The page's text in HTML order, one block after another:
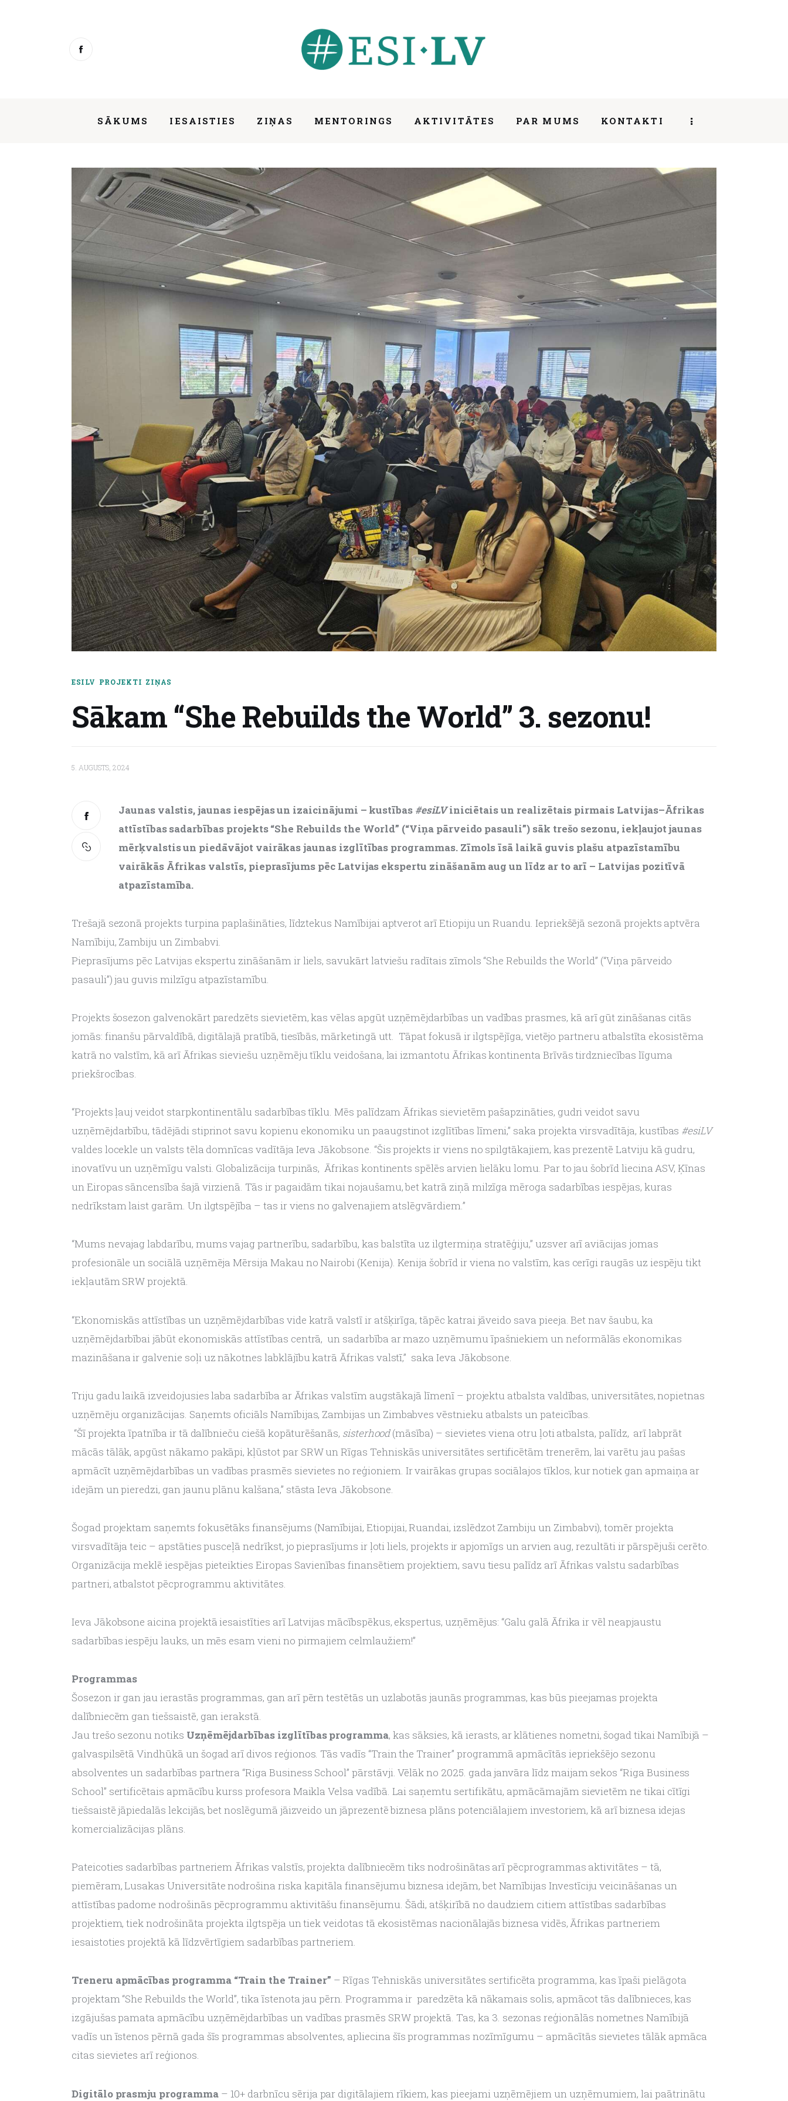
SĀKUMS IESAISTIES ZIŅAS MENTORINGS AKTIVITĀTES PAR MUMS KONTAKTI
ESILV PROJEKTI ZIŅAS
Sākam “She Rebuilds the World” 3. sezonu!
5. AUGUSTS, 2024
Jaunas valstis, jaunas iespējas un izaicinājumi – kustības #esiLV iniciētais un realizētais pirmais Latvijas–Āfrikas
attīstības sadarbības projekts “She Rebuilds the World” (“Viņa pārveido pasauli”) sāk trešo sezonu, iekļaujot jaunas
mērķvalstis un piedāvājot vairākas jaunas izglītības programmas. Zīmols īsā laikā guvis plašu atpazīstamību
vairākās Āfrikas valstīs, pieprasījums pēc Latvijas ekspertu zināšanām aug un līdz ar to arī – Latvijas pozitīvā
atpazīstamība.
Trešajā sezonā projekts turpina paplašināties, līdztekus Namībijai aptverot arī Etiopiju un Ruandu. Iepriekšējā sezonā projekts aptvēra
Namībiju, Zambiju un Zimbabvi.
Pieprasījums pēc Latvijas ekspertu zināšanām ir liels, savukārt latviešu radītais zīmols “She Rebuilds the World” (“Viņa pārveido
pasauli”) jau guvis milzīgu atpazīstamību.
Projekts šosezon galvenokārt paredzēts sievietēm, kas vēlas apgūt uzņēmējdarbības un vadības prasmes, kā arī gūt zināšanas citās
jomās: finanšu pārvaldībā, digitālajā pratībā, tiesībās, mārketingā utt.  Tāpat fokusā ir ilgtspējīga, vietējo partneru atbalstīta ekosistēma
katrā no valstīm, kā arī Āfrikas sieviešu uzņēmēju tīklu veidošana, lai izmantotu Āfrikas kontinenta Brīvās tirdzniecības līguma
priekšrocības.
“Projekts ļauj veidot starpkontinentālu sadarbības tīklu. Mēs palīdzam Āfrikas sievietēm pašapzināties, gudri veidot savu
uzņēmējdarbību, tādējādi stiprinot savu kopienu ekonomiku un paaugstinot izglītības līmeni,” saka projekta virsvadītāja, kustības #esiLV
valdes locekle un valsts tēla domnīcas vadītāja Ieva Jākobsone. “Šis projekts ir viens no spilgtākajiem, kas prezentē Latviju kā gudru,
inovatīvu un uzņēmīgu valsti. Globalizācija turpinās,  Āfrikas kontinents spēlēs arvien lielāku lomu. Par to jau šobrīd liecina ASV, Ķīnas
un Eiropas sāncensība šajā virzienā. Tās ir pagaidām tikai nojaušamu, bet katrā ziņā milzīga mēroga sadarbības iespējas, kuras
nedrīkstam laist garām. Un ilgtspējība – tas ir viens no galvenajiem atslēgvārdiem.”
“Mums nevajag labdarību, mums vajag partnerību, sadarbību, kas balstīta uz ilgtermiņa stratēģiju,” uzsver arī aviācijas jomas
profesionāle un sociālā uzņēmēja Mērsija Makau no Nairobi (Kenija). Kenija šobrīd ir viena no valstīm, kas cerīgi raugās uz iespēju tikt
iekļautām SRW projektā.
“Ekonomiskās attīstības un uzņēmējdarbības vide katrā valstī ir atšķirīga, tāpēc katrai jāveido sava pieeja. Bet nav šaubu, ka
uzņēmējdarbībai jābūt ekonomiskās attīstības centrā,  un sadarbība ar mazo uzņēmumu īpašniekiem un neformālās ekonomikas
mazināšana ir galvenie soļi uz nākotnes labklājību katrā Āfrikas valstī,”  saka Ieva Jākobsone.
Triju gadu laikā izveidojusies laba sadarbība ar Āfrikas valstīm augstākajā līmenī – projektu atbalsta valdības, universitātes, nopietnas
uzņēmēju organizācijas. Saņemts oficiāls Namībijas, Zambijas un Zimbabves vēstnieku atbalsts un pateicības.
“Šī projekta īpatnība ir tā dalībnieču ciešā kopāturēšanās, sisterhood (māsība) – sievietes viena otru ļoti atbalsta, palīdz,  arī labprāt
mācās tālāk, apgūst nākamo pakāpi, kļūstot par SRW un Rīgas Tehniskās universitātes sertificētām trenerēm, lai varētu jau pašas
apmācīt uzņēmējdarbības un vadības prasmēs sievietes no reģioniem. Ir vairākas grupas sociālajos tīklos, kur notiek gan apmaiņa ar
idejām un pieredzi, gan jaunu plānu kalšana,” stāsta Ieva Jākobsone.
Šogad projektam saņemts fokusētāks finansējums (Namībijai, Etiopijai, Ruandai, izslēdzot Zambiju un Zimbabvi), tomēr projekta
virsvadītāja teic – apstāties pusceļā nedrīkst, jo pieprasījums ir ļoti liels, projekts ir apjomīgs un arvien aug, rezultāti ir pārspējuši cerēto.
Organizācija meklē iespējas pieteikties Eiropas Savienības finansētiem projektiem, savu tiesu palīdz arī Āfrikas valstu sadarbības
partneri, atbalstot pēcprogrammu aktivitātes.
Ieva Jākobsone aicina projektā iesaistīties arī Latvijas mācībspēkus, ekspertus, uzņēmējus: “Galu galā Āfrika ir vēl neapjaustu
sadarbības iespēju lauks, un mēs esam vieni no pirmajiem celmlaužiem!”
Programmas
Šosezon ir gan jau ierastās programmas, gan arī pērn testētās un uzlabotās jaunās programmas, kas būs pieejamas projekta
dalībniecēm gan tiešsaistē, gan ierakstā.
Jau trešo sezonu notiks Uzņēmējdarbības izglītības programma, kas sāksies, kā ierasts, ar klātienes nometni, šogad tikai Namībijā –
galvaspilsētā Vindhūkā un šogad arī divos reģionos. Tās vadīs “Train the Trainer” programmā apmācītās iepriekšējo sezonu
absolventes un sadarbības partnera “Riga Business School” pārstāvji. Vēlāk no 2025. gada janvāra līdz maijam sekos “Riga Business
School” sertificētais apmācību kurss profesora Maikla Velsa vadībā. Lai saņemtu sertifikātu, apmācāmajām sievietēm ne tikai cītīgi
tiešsaistē jāpiedalās lekcijās, bet noslēgumā jāizveido un jāprezentē biznesa plāns potenciālajiem investoriem, kā arī biznesa idejas
komercializācijas plāns.
Pateicoties sadarbības partneriem Āfrikas valstīs, projekta dalībniecēm tiks nodrošinātas arī pēcprogrammas aktivitātes – tā,
piemēram, Lusakas Universitāte nodrošina riska kapitāla finansējumu biznesa idejām, bet Namībijas Investīciju veicināšanas un
attīstības padome nodrošinās pēcprogrammu aktivitāšu finansējumu. Šādi, atšķirībā no daudziem citiem attīstības sadarbības
projektiem, tiek nodrošināta projekta ilgtspēja un tiek veidotas tā ekosistēmas nacionālajās biznesa vidēs, Āfrikas partneriem
iesaistoties projektā kā līdzvērtīgiem sadarbības partneriem.
Treneru apmācības programma “Train the Trainer” – Rīgas Tehniskās universitātes sertificēta programma, kas īpaši pielāgota
projektam “She Rebuilds the World”, tika īstenota jau pērn. Programma ir  paredzēta kā nākamais solis, apmācot tās dalībnieces, kas
izgājušas pamata apmācību uzņēmējdarbības un vadības prasmēs SRW projektā. Tas, ka 3. sezonas reģionālās nometnes Namībijā
vadīs un īstenos pērnā gada šīs programmas absolventes, apliecina šīs programmas nozīmīgumu – apmācītās sievietes tālāk apmāca
citas sievietes arī reģionos.
Digitālo prasmju programma – 10+ darbnīcu sērija par digitālajiem rīkiem, kas pieejami uzņēmējiem un uzņēmumiem, lai paātrinātu